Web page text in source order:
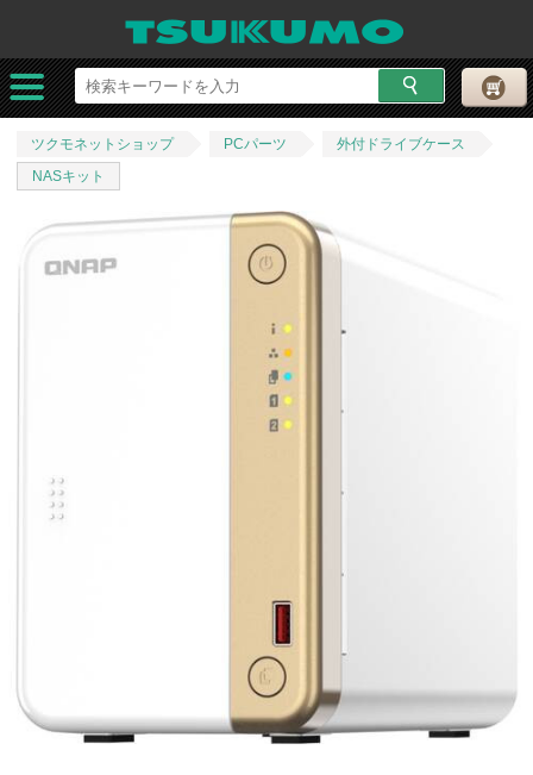
ツクモネットショップ PCパーツ
外付ドライブケース
NASキット